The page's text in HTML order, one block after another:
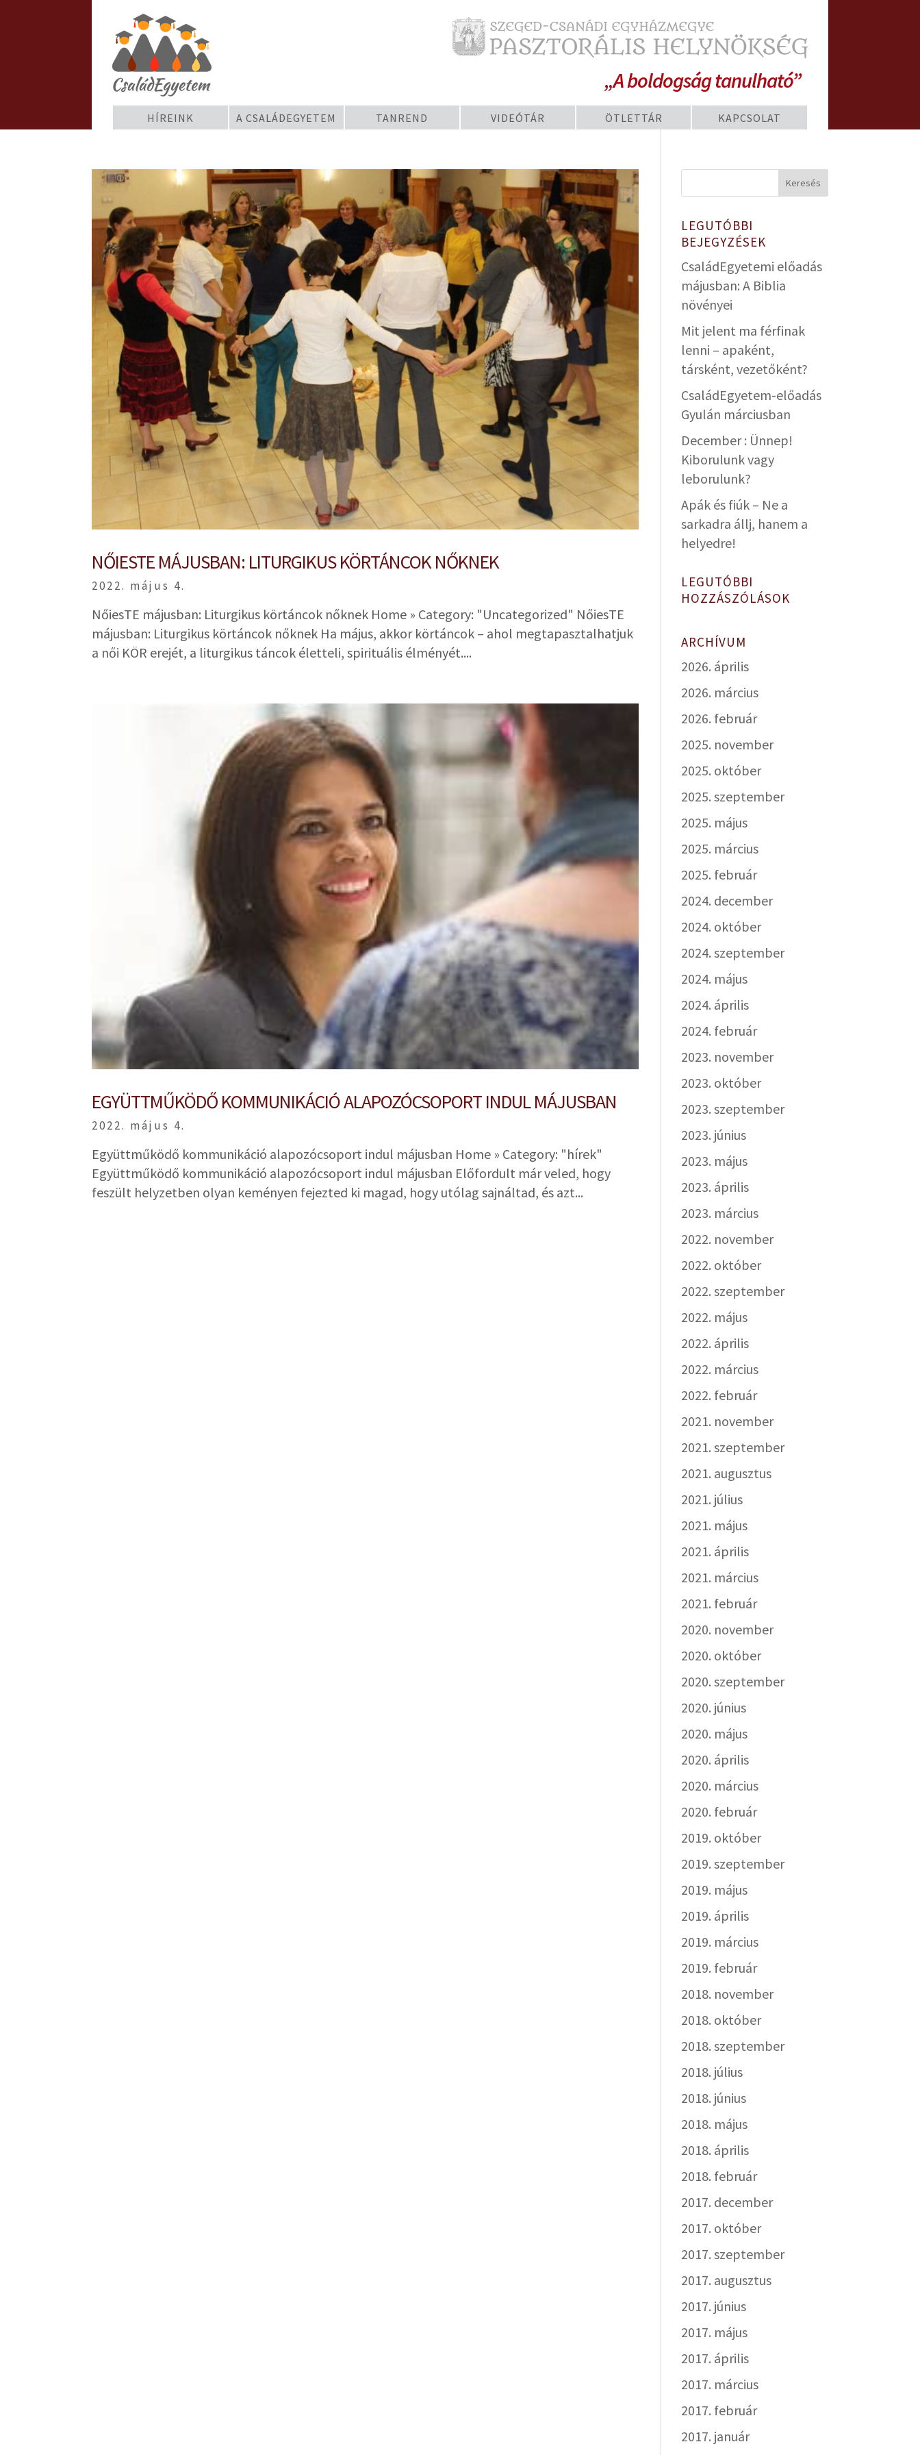
„A boldogság tanulható”
HÍREINK A CSALÁDEGYETEM TANREND VIDEÓTÁR ÖTLETTÁR KAPCSOLAT
NŐIESTE MÁJUSBAN: LITURGIKUS KÖRTÁNCOK NŐKNEK
2022. május 4.
NőiesTE májusban: Liturgikus körtáncok nőknek Home » Category: "Uncategorized" NőiesTE
májusban: Liturgikus körtáncok nőknek Ha május, akkor körtáncok – ahol megtapasztalhatjuk
a női KÖR erejét, a liturgikus táncok életteli, spirituális élményét....
EGYÜTTMŰKÖDŐ KOMMUNIKÁCIÓ ALAPOZÓCSOPORT INDUL MÁJUSBAN
2022. május 4.
Együttműködő kommunikáció alapozócsoport indul májusban Home » Category: "hírek"
Együttműködő kommunikáció alapozócsoport indul májusban Előfordult már veled, hogy
feszült helyzetben olyan keményen fejezted ki magad, hogy utólag sajnáltad, és azt...
LEGUTÓBBI
BEJEGYZÉSEK
CsaládEgyetemi előadás
májusban: A Biblia
növényei
Mit jelent ma férfinak
lenni – apaként,
társként, vezetőként?
CsaládEgyetem-előadás
Gyulán márciusban
December : Ünnep!
Kiborulunk vagy
leborulunk?
Apák és fiúk – Ne a
sarkadra állj, hanem a
helyedre!
LEGUTÓBBI
HOZZÁSZÓLÁSOK
ARCHÍVUM
2026. április
2026. március
2026. február
2025. november
2025. október
2025. szeptember
2025. május
2025. március
2025. február
2024. december
2024. október
2024. szeptember
2024. május
2024. április
2024. február
2023. november
2023. október
2023. szeptember
2023. június
2023. május
2023. április
2023. március
2022. november
2022. október
2022. szeptember
2022. május
2022. április
2022. március
2022. február
2021. november
2021. szeptember
2021. augusztus
2021. július
2021. május
2021. április
2021. március
2021. február
2020. november
2020. október
2020. szeptember
2020. június
2020. május
2020. április
2020. március
2020. február
2019. október
2019. szeptember
2019. május
2019. április
2019. március
2019. február
2018. november
2018. október
2018. szeptember
2018. július
2018. június
2018. május
2018. április
2018. február
2017. december
2017. október
2017. szeptember
2017. augusztus
2017. június
2017. május
2017. április
2017. március
2017. február
2017. január